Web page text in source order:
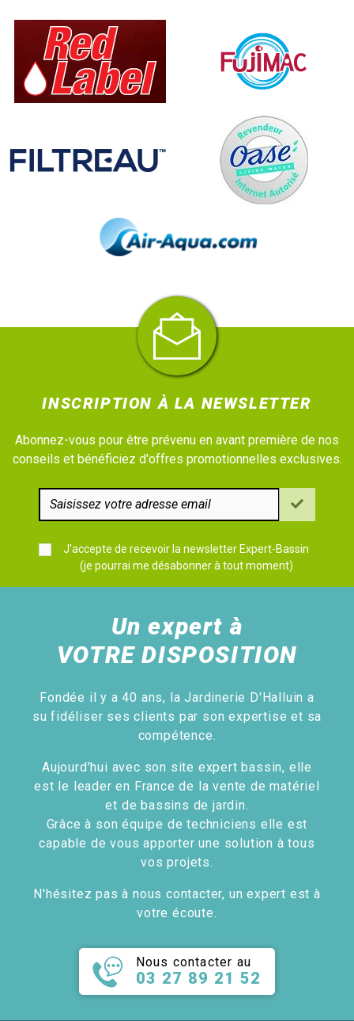
INSCRIPTION À LA NEWSLETTER
Abonnez-vous pour être prévenu en avant première de nos
conseils et bénéficiez d'offres promotionnelles exclusives.
J'accepte de recevoir la newsletter Expert-Bassin
(je pourrai me désabonner à tout moment)
Un expert à
VOTRE DISPOSITION
Fondée il y a 40 ans, la Jardinerie D'Halluin a
su fidéliser ses clients par son expertise et sa
compétence.
Aujourd'hui avec son site expert bassin, elle
est le leader en France de la vente de matériel
et de bassins de jardin.
Grâce à son équipe de techniciens elle est
capable de vous apporter une solution à tous
vos projets.
N'hésitez pas à nous contacter, un expert est à
votre écoute.
Nous contacter au
03 27 89 21 52